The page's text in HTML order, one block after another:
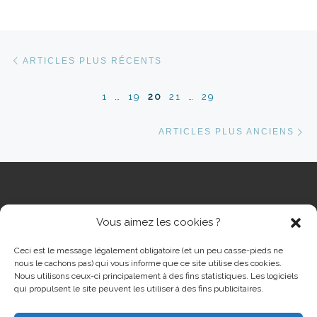
Vous aimez les cookies ?
Ceci est le message légalement obligatoire (et un peu casse-pieds ne
nous le cachons pas) qui vous informe que ce site utilise des cookies.
Nous utilisons ceux-ci principalement à des fins statistiques. Les logiciels
qui propulsent le site peuvent les utiliser à des fins publicitaires.
Navigation dans les articles
ARTICLES PLUS RÉCENTS
1 19 20 21 29
ARTICLES PLUS ANCIENS